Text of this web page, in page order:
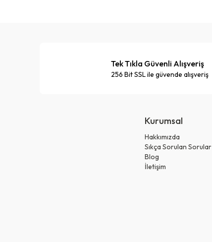
Tek Tıkla Güvenli Alışveriş
256 Bit SSL ile güvende alışveriş
Kurumsal
Hakkımızda
Sıkça Sorulan Sorular
Blog
İletişim